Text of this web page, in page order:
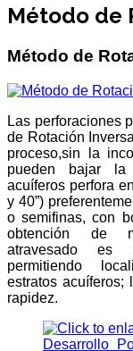
Método de
Método de
Las perforaciones
de Rotación
proceso,sin la
pueden bajar la
acuíferos perfora
y 40”)
o semifinas, con
obtención de
atravesado es
permitiendo
estratos acuíferos;
rapidez.